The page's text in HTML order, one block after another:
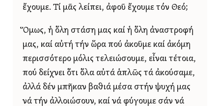
ἔχουμε. Τί μᾶς λείπει, ἀφοῦ ἔχουμε τόν Θεό;
Ὅμως, ἡ ὅλη στάση μας καί ἡ ὅλη ἀναστροφή
μας, καί αὐτή τήν ὥρα πού ἀκοῦμε καί ἀκόμη
περισσότερο μόλις τελειώσουμε, εἶναι τέτοια,
πού δείχνει ὅτι ὅλα αὐτά ἁπλῶς τά ἀκούσαμε,
ἀλλά δέν μπῆκαν βαθιά μέσα στήν ψυχή μας
νά τήν ἀλλοιώσουν, καί νά φύγουμε σάν νά